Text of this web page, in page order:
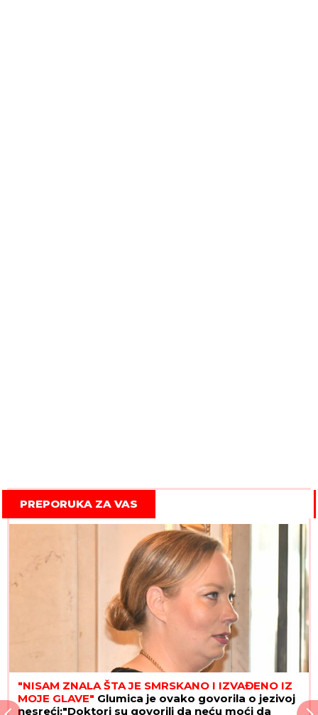
PREPORUKA ZA VAS
"NISAM ZNALA ŠTA JE SMRSKANO I IZVAĐENO IZ
MOJE GLAVE" Glumica je ovako govorila o jezivoj
nesreći:"Doktori su govorili da neću moći da